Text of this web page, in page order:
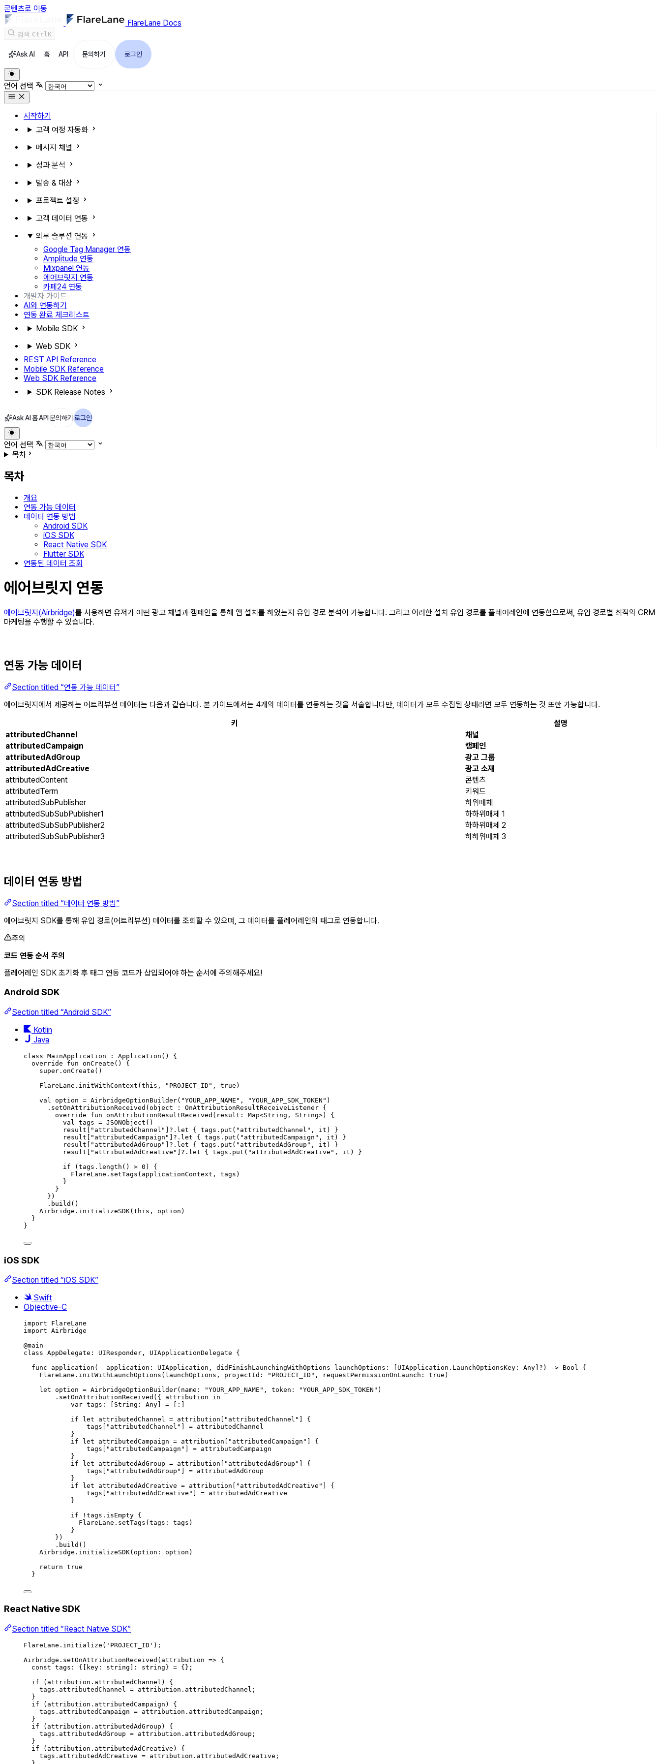
콘텐츠로 이동
FlareLane Docs
검색 CtrlK
Ask AI 홈 API 문의하기 로그인
언어 선택
시작하기
고객 여정 자동화
메시지 채널
성과 분석
발송 & 대상
프로젝트 설정
고객 데이터 연동
외부 솔루션 연동
Google Tag Manager 연동
Amplitude 연동
Mixpanel 연동
에어브릿지 연동
카페24 연동
개발자 가이드
AI와 연동하기
연동 완료 체크리스트
Mobile SDK
Web SDK
REST API Reference
Mobile SDK Reference
Web SDK Reference
SDK Release Notes
Ask AI 홈API 문의하기 로그인
언어 선택
목차
목차
개요
연동 가능 데이터
데이터 연동 방법
Android SDK
iOS SDK
React Native SDK
Flutter SDK
연동된 데이터 조회
에어브릿지 연동
에어브릿지(Airbridge)를 사용하면 유저가 어떤 광고 채널과 캠페인을 통해 앱 설치를 하였는지 유입 경로 분석이 가능합니다. 그리고 이러한 설치 유입 경로를 플레어레인에 연동함으로써, 유입 경로별 최적의 CRM
마케팅을 수행할 수 있습니다.
연동 가능 데이터
Section titled “연동 가능 데이터”
에어브릿지에서 제공하는 어트리뷰션 데이터는 다음과 같습니다. 본 가이드에서는 4개의 데이터를 연동하는 것을 서술합니다만, 데이터가 모두 수집된 상태라면 모두 연동하는 것 또한 가능합니다.
키
설명
attributedChannel
채널
attributedCampaign
캠페인
attributedAdGroup
광고 그룹
attributedAdCreative
광고 소재
attributedContent
콘텐츠
attributedTerm
키워드
attributedSubPublisher
하위매체
attributedSubSubPublisher1
하하위매체 1
attributedSubSubPublisher2
하하위매체 2
attributedSubSubPublisher3
하하위매체 3
데이터 연동 방법
Section titled “데이터 연동 방법”
에어브릿지 SDK를 통해 유입 경로(어트리뷰션) 데이터를 조회할 수 있으며, 그 데이터를 플레어레인의 태그로 연동합니다.
주의
코드 연동 순서 주의
플레어레인 SDK 초기화 후 태그 연동 코드가 삽입되어야 하는 순서에 주의해주세요!
Android SDK
Section titled “Android SDK”
Kotlin
Java
class MainApplication : Application () {
override
fun onCreate () {
super . onCreate ()
FlareLane. initWithContext ( this , "PROJECT_ID" , true )
val
option = AirbridgeOptionBuilder( "YOUR_APP_NAME" , "YOUR_APP_SDK_TOKEN" )
. setOnAttributionReceived ( object : OnAttributionResultReceiveListener {
override
fun onAttributionResultReceived (result: Map<String , String>) {
val
tags = JSONObject ()
result[
"attributedChannel" ]?. let { tags. put ( "attributedChannel" , it) }
result[
"attributedCampaign" ]?. let { tags. put ( "attributedCampaign" , it) }
result[
"attributedAdGroup" ]?. let { tags. put ( "attributedAdGroup" , it) }
result[
"attributedAdCreative" ]?. let { tags. put ( "attributedAdCreative" , it) }
if (tags. length () > 0 ) {
FlareLane. setTags (applicationContext, tags)
}
}
})
. build ()
Airbridge. initializeSDK( this , option)
}
}
iOS SDK
Section titled “iOS SDK”
Swift
Objective-C
import
FlareLane
import Airbridge
@main
class AppDelegate : UIResponder , UIApplicationDelegate {
func
application ( application: UIApplication, didFinishLaunchingWithOptions launchOptions: UIApplication.LaunchOptionsKey : Any ]?) -> Bool
{
FlareLane. initWithLaunchOptions ( launchOptions, projectId : " PROJECT_ID " , requestPermissionOnLaunch : true )
let option = AirbridgeOptionBuilder( name : "YOUR_APP_NAME " , token : "YOUR_APP_SDK_TOKEN " )
. setOnAttributionReceived ({ attribution in
var tags: String : Any = :
if
let attributedChannel = attribution " attributedChannel "
{
tags
" attributedChannel " = attributedChannel
}
if
let attributedCampaign = attribution " attributedCampaign "
{
tags
" attributedCampaign " = attributedCampaign
}
if
let attributedAdGroup = attribution " attributedAdGroup "
{
tags
" attributedAdGroup " = attributedAdGroup
}
if
let attributedAdCreative = attribution " attributedAdCreative "
{
tags
" attributedAdCreative " = attributedAdCreative
}
if
! tags. isEmpty {
FlareLane. setTags ( tags : tags )
}
})
. build ()
Airbridge. initializeSDK( option : option )
return true
}
React Native SDK
Section titled “React Native SDK”
FlareLane . initialize ( ' PROJECT_ID ' );
Airbridge . setOnAttributionReceived ( attribution => {
const tags : {[ key : string ]: string } = {};
if
( attribution . attributedChannel )
{
tags . attributedChannel = attribution . attributedChannel ;
}
if
( attribution . attributedCampaign )
{
tags . attributedCampaign = attribution . attributedCampaign ;
}
if
( attribution . attributedAdGroup )
{
tags . attributedAdGroup = attribution . attributedAdGroup ;
}
if
( attribution . attributedAdCreative )
{
tags . attributedAdCreative = attribution . attributedAdCreative ;